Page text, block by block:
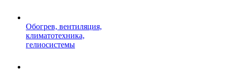
Обогрев, вентиляция,
климатотехника,
гелиосистемы